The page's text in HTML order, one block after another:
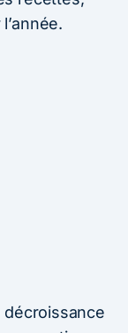
décroissance